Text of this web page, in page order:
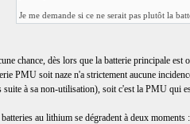
Je me demande si ce ne serait pas plutôt la
chance, dès lors que la batterie principale est
PMU soit naze n'a strictement aucune
suite à sa non-utilisation), soit c'est la PMU qui
au lithium se dégradent à deux moments :